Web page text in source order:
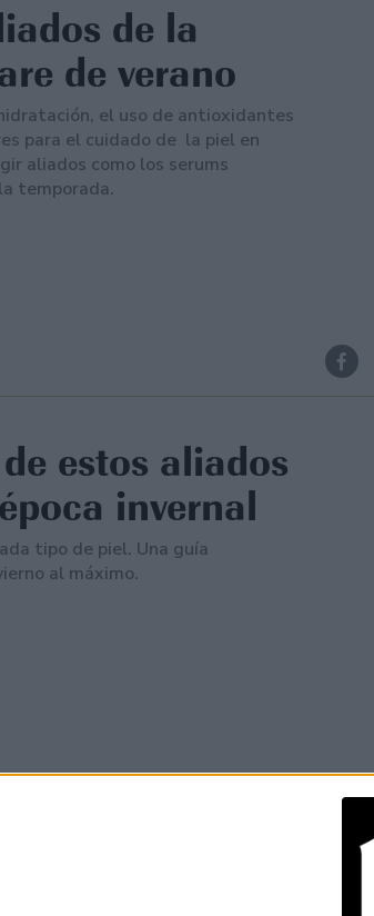
de la
de verano
el uso de antioxidantes
para el cuidado de la piel en
aliados como los serums
temporada.
estos aliados
invernal
tipo de piel. Una guía
al máximo.